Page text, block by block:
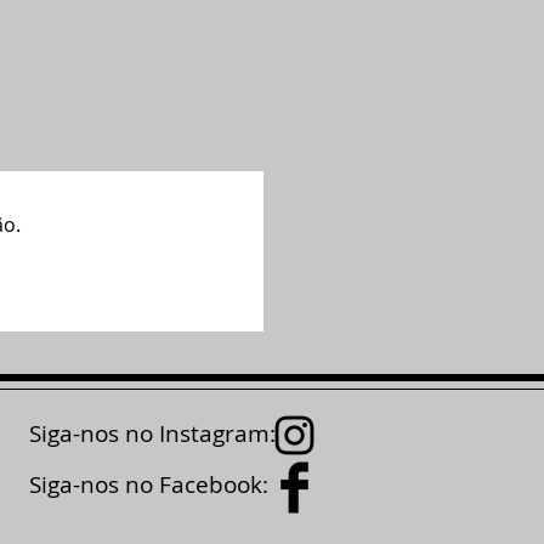
Siga-nos no Instagram:
Siga-nos no Facebook: